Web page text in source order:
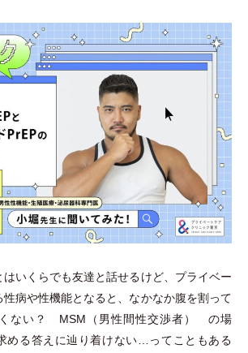
いくらでも友達と話せるけど、プライベー
性病や性機能となると、なかなか腹を割って
ない？ MSM （ 男性間性交渉者）
の場
める答えに辿り着けない…ってこともある